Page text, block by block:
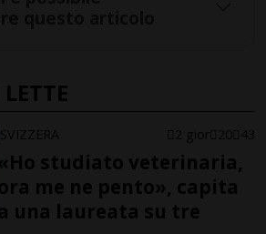
SVIZZERA 2 gior 20 43
«Ho studiato veterinaria,
me ne pento», capita
una laureata su tre